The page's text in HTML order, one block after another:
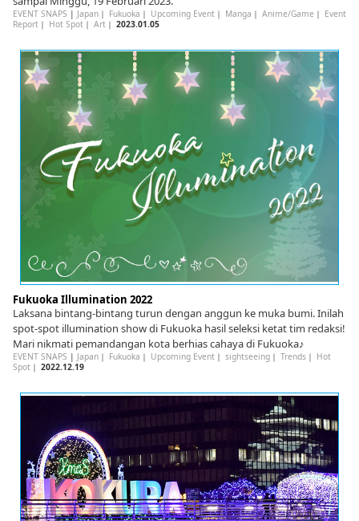
EVENT SNAPS | Japan｜ Fukuoka ｜ Upcoming Event｜ Manga ｜ Anime/Game ｜ Event
Report｜ Hot Spot｜ Art｜ 2023.01.05
Fukuoka Illumination 2022
Laksana bintang-bintang turun dengan anggun ke muka bumi. Inilah
spot-spot illumination show di Fukuoka hasil seleksi ketat tim redaksi!
Mari nikmati pemandangan kota berhias cahaya di Fukuoka♪
EVENT SNAPS | Japan｜ Fukuoka ｜ Upcoming Event｜ sightseeing｜ Trends｜ Hot
Spot｜ 2022.12.19